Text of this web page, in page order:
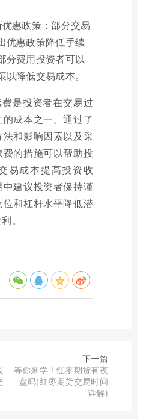
惠政策：部分交易
优惠政策降低手续
分费用投资者可以
以降低交易成本。
是投资者在交易过
成本之一。通过了
和影响因素以及采
的措施可以帮助投
易成本提高投资收
建议投资者保持谨
和杠杆水平降低潜
。
下一篇
等你来学！红枣期货有夜
盘吗(红枣期货交易时间
详解)